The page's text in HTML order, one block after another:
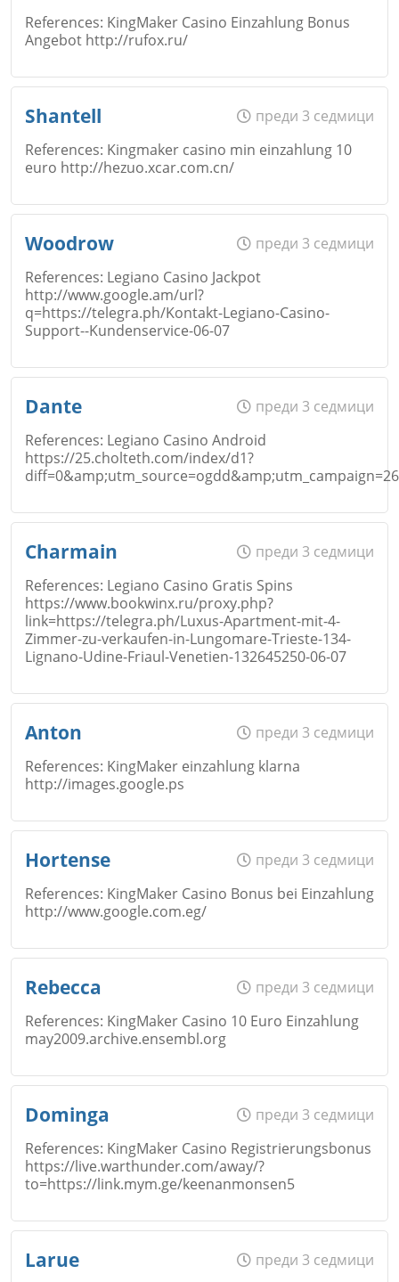
Откажи
Коментар*
Откажи
Email
Коментар*
Откажи
References: KingMaker Casino Einzahlung Bonus
Angebot http://rufox.ru/
Email
Коментар*
Shantell
преди 3 седмици
References: Kingmaker casino min einzahlung 10
euro http://hezuo.xcar.com.cn/
Email
Откажи
Woodrow
преди 3 седмици
References: Legiano Casino Jackpot
http://www.google.am/url?
q=https://telegra.ph/Kontakt-Legiano-Casino-
Support--Kundenservice-06-07
Коментар*
Dante
преди 3 седмици
References: Legiano Casino Android
https://25.cholteth.com/index/d1?
Email
Коментар
Charmain
преди 3 седмици
References: Legiano Casino Gratis Spins
https://www.bookwinx.ru/proxy.php?
link=https://telegra.ph/Luxus-Apartment-mit-4-
Zimmer-zu-verkaufen-in-Lungomare-Trieste-134-
Lignano-Udine-Friaul-Venetien-132645250-06-07
Email
Коментар*
Откажи
Anton
преди 3 седмици
References: KingMaker einzahlung klarna
http://images.google.ps
Email
Коментар*
Hortense
преди 3 седмици
References: KingMaker Casino Bonus bei Einzahlung
http://www.google.com.eg/
Email
Коментар*
Rebecca
преди 3 седмици
References: KingMaker Casino 10 Euro Einzahlung
may2009.archive.ensembl.org
Email
Dominga
преди 3 седмици
References: KingMaker Casino Registrierungsbonus
https://live.warthunder.com/away/?
to=https://link.mym.ge/keenanmonsen5
Larue
преди 3 седмици